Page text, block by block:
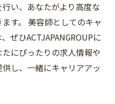
い、あなたがより高度な
す。 美容師としてのキャ
ぜひACTJAPANGROUPに
にぴったりの求人情報や
し、一緒にキャリアアッ